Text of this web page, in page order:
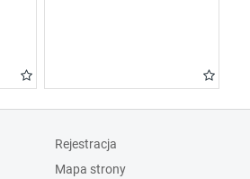
Rejestracja
Mapa strony